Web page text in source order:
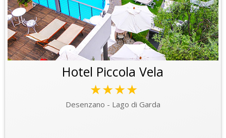
Hotel Piccola Vela
★★★★
Desenzano - Lago di Garda